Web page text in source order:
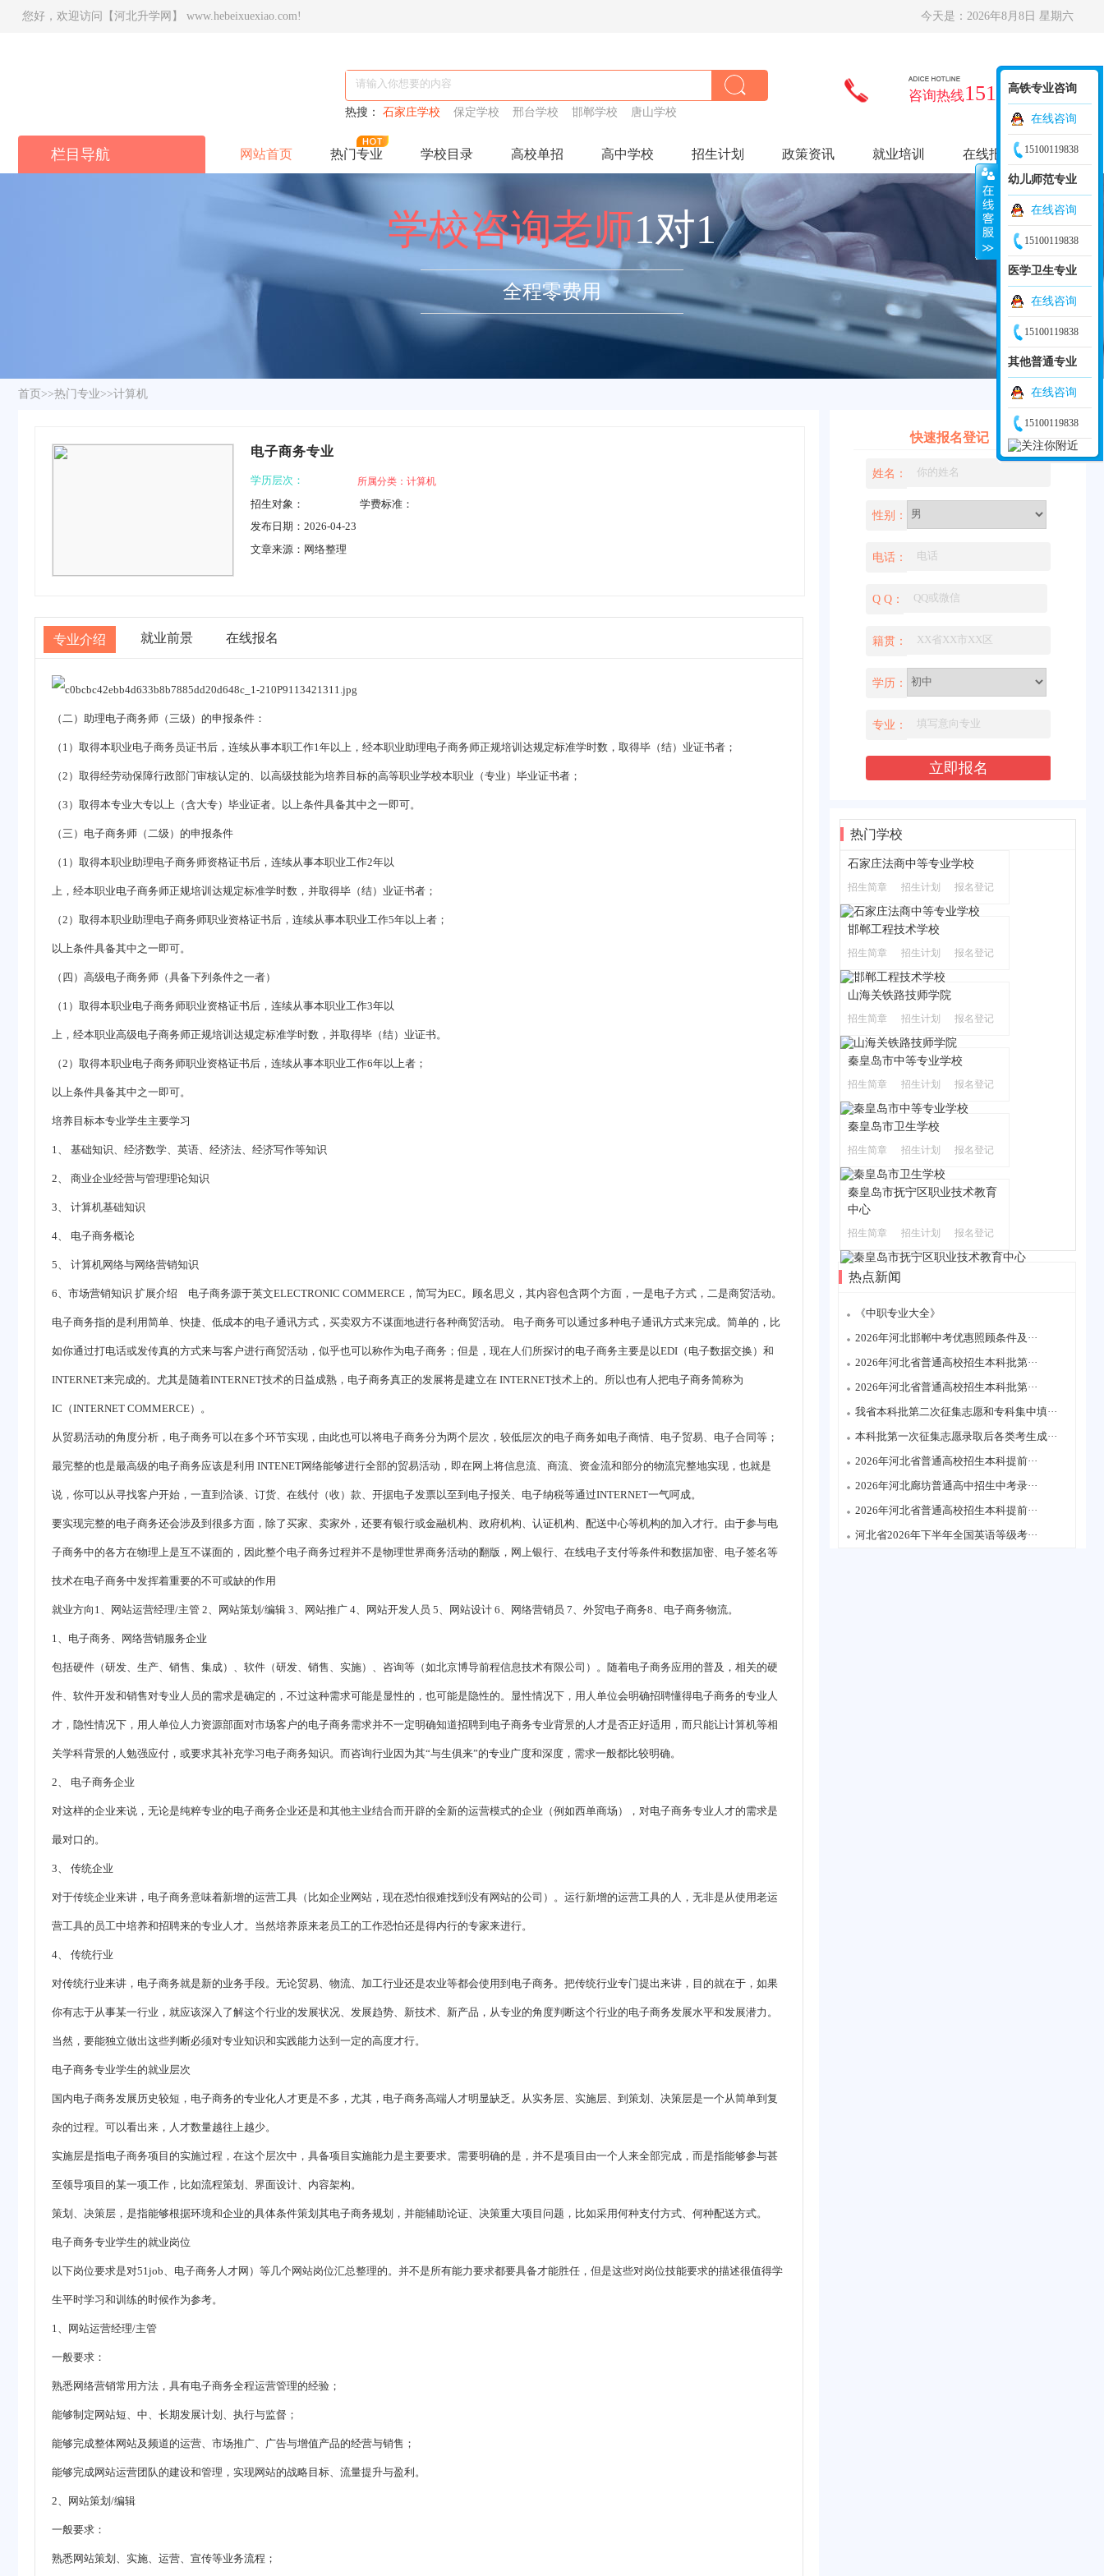
您好，欢迎访问【河北升学网】 www.hebeixuexiao.com! 今天是： 2026年8月8日 星期六
咨询热线15100119838
热搜： 石家庄学校 保定学校 邢台学校 邯郸学校 唐山学校
栏目导航 网站首页 热门专业 学校目录 高校单招 高中学校 招生计划 政策资讯 就业培训 在线报名
学校咨询老师1对1
全程零费用
首页 >>热门专业>>计算机
电子商务专业
学历层次： 所属分类：计算机
招生对象：
学费标准：
发布日期：2026-04-23
文章来源：网络整理
专业介绍 就业前景 在线报名
（二）助理电子商务师（三级）的申报条件：
（1）取得本职业电子商务员证书后，连续从事本职工作1年以上，经本职业助理电子商务师正规培训达规定标准学时数，取得毕（结）业证书者；
（2）取得经劳动保障行政部门审核认定的、以高级技能为培养目标的高等职业学校本职业（专业）毕业证书者；
（3）取得本专业大专以上（含大专）毕业证者。以上条件具备其中之一即可。
（三）电子商务师（二级）的申报条件
（1）取得本职业助理电子商务师资格证书后，连续从事本职业工作2年以
上，经本职业电子商务师正规培训达规定标准学时数，并取得毕（结）业证书者；
（2）取得本职业助理电子商务师职业资格证书后，连续从事本职业工作5年以上者；
以上条件具备其中之一即可。
（四）高级电子商务师（具备下列条件之一者）
（1）取得本职业电子商务师职业资格证书后，连续从事本职业工作3年以
上，经本职业高级电子商务师正规培训达规定标准学时数，并取得毕（结）业证书。
（2）取得本职业电子商务师职业资格证书后，连续从事本职业工作6年以上者；
以上条件具备其中之一即可。
培养目标本专业学生主要学习
1、 基础知识、经济数学、英语、经济法、经济写作等知识
2、 商业企业经营与管理理论知识
3、 计算机基础知识
4、 电子商务概论
5、 计算机网络与网络营销知识
6、市场营销知识 扩展介绍 电子商务源于英文ELECTRONIC COMMERCE，简写为EC。顾名思义，其内容包含两个方面，一是电子方式，二是商贸活动。
电子商务指的是利用简单、快捷、低成本的电子通讯方式，买卖双方不谋面地进行各种商贸活动。 电子商务可以通过多种电子通讯方式来完成。简单的，比
如你通过打电话或发传真的方式来与客户进行商贸活动，似乎也可以称作为电子商务；但是，现在人们所探讨的电子商务主要是以EDI（电子数据交换）和
INTERNET来完成的。尤其是随着INTERNET技术的日益成熟，电子商务真正的发展将是建立在 INTERNET技术上的。所以也有人把电子商务简称为
IC（INTERNET COMMERCE）。
从贸易活动的角度分析，电子商务可以在多个环节实现，由此也可以将电子商务分为两个层次，较低层次的电子商务如电子商情、电子贸易、电子合同等；
最完整的也是最高级的电子商务应该是利用 INTENET网络能够进行全部的贸易活动，即在网上将信息流、商流、资金流和部分的物流完整地实现，也就是
说，你可以从寻找客户开始，一直到洽谈、订货、在线付（收）款、开据电子发票以至到电子报关、电子纳税等通过INTERNET一气呵成。
要实现完整的电子商务还会涉及到很多方面，除了买家、卖家外，还要有银行或金融机构、政府机构、认证机构、配送中心等机构的加入才行。由于参与电
子商务中的各方在物理上是互不谋面的，因此整个电子商务过程并不是物理世界商务活动的翻版，网上银行、在线电子支付等条件和数据加密、电子签名等
技术在电子商务中发挥着重要的不可或缺的作用
就业方向1、网站运营经理/主管 2、网站策划/编辑 3、网站推广 4、网站开发人员 5、网站设计 6、网络营销员 7、外贸电子商务8、电子商务物流。
1、电子商务、网络营销服务企业
包括硬件（研发、生产、销售、集成）、软件（研发、销售、实施）、咨询等（如北京博导前程信息技术有限公司）。随着电子商务应用的普及，相关的硬
件、软件开发和销售对专业人员的需求是确定的，不过这种需求可能是显性的，也可能是隐性的。显性情况下，用人单位会明确招聘懂得电子商务的专业人
才，隐性情况下，用人单位人力资源部面对市场客户的电子商务需求并不一定明确知道招聘到电子商务专业背景的人才是否正好适用，而只能让计算机等相
关学科背景的人勉强应付，或要求其补充学习电子商务知识。而咨询行业因为其“与生俱来”的专业广度和深度，需求一般都比较明确。
2、 电子商务企业
对这样的企业来说，无论是纯粹专业的电子商务企业还是和其他主业结合而开辟的全新的运营模式的企业（例如西单商场），对电子商务专业人才的需求是
最对口的。
3、 传统企业
对于传统企业来讲，电子商务意味着新增的运营工具（比如企业网站，现在恐怕很难找到没有网站的公司）。运行新增的运营工具的人，无非是从使用老运
营工具的员工中培养和招聘来的专业人才。当然培养原来老员工的工作恐怕还是得内行的专家来进行。
4、 传统行业
对传统行业来讲，电子商务就是新的业务手段。无论贸易、物流、加工行业还是农业等都会使用到电子商务。把传统行业专门提出来讲，目的就在于，如果
你有志于从事某一行业，就应该深入了解这个行业的发展状况、发展趋势、新技术、新产品，从专业的角度判断这个行业的电子商务发展水平和发展潜力。
当然，要能独立做出这些判断必须对专业知识和实践能力达到一定的高度才行。
电子商务专业学生的就业层次
国内电子商务发展历史较短，电子商务的专业化人才更是不多，尤其，电子商务高端人才明显缺乏。从实务层、实施层、到策划、决策层是一个从简单到复
杂的过程。可以看出来，人才数量越往上越少。
实施层是指电子商务项目的实施过程，在这个层次中，具备项目实施能力是主要要求。需要明确的是，并不是项目由一个人来全部完成，而是指能够参与甚
至领导项目的某一项工作，比如流程策划、界面设计、内容架构。
策划、决策层，是指能够根据环境和企业的具体条件策划其电子商务规划，并能辅助论证、决策重大项目问题，比如采用何种支付方式、何种配送方式。
电子商务专业学生的就业岗位
以下岗位要求是对51job、电子商务人才网）等几个网站岗位汇总整理的。并不是所有能力要求都要具备才能胜任，但是这些对岗位技能要求的描述很值得学
生平时学习和训练的时候作为参考。
1、网站运营经理/主管
一般要求：
熟悉网络营销常用方法，具有电子商务全程运营管理的经验；
能够制定网站短、中、长期发展计划、执行与监督；
能够完成整体网站及频道的运营、市场推广、广告与增值产品的经营与销售；
能够完成网站运营团队的建设和管理，实现网站的战略目标、流量提升与盈利。
2、网站策划/编辑
一般要求：
熟悉网站策划、实施、运营、宣传等业务流程；
快速报名登记
姓名：
性别：
电话：
Q Q：
籍贯：
学历：
专业：
热门学校
石家庄法商中等专业学校
招生简章 招生计划 报名登记
邯郸工程技术学校
招生简章 招生计划 报名登记
山海关铁路技师学院
招生简章 招生计划 报名登记
秦皇岛市中等专业学校
招生简章 招生计划 报名登记
秦皇岛市卫生学校
招生简章 招生计划 报名登记
秦皇岛市抚宁区职业技术教育
中心
招生简章 招生计划 报名登记
热点新闻
《中职专业大全》
2026年河北邯郸中考优惠照顾条件及···
2026年河北省普通高校招生本科批第···
2026年河北省普通高校招生本科批第···
我省本科批第二次征集志愿和专科集中填···
本科批第一次征集志愿录取后各类考生成···
2026年河北省普通高校招生本科提前···
2026年河北廊坊普通高中招生中考录···
2026年河北省普通高校招生本科提前···
河北省2026年下半年全国英语等级考···
高铁专业咨询
在线咨询
15100119838
幼儿师范专业
在线咨询
15100119838
医学卫生专业
在线咨询
15100119838
其他普通专业
在线咨询
15100119838